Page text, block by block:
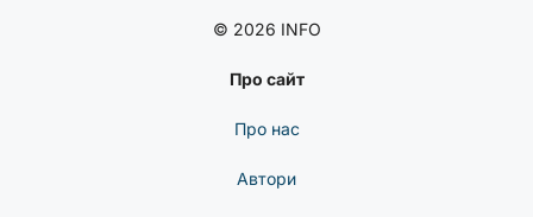
© 2026 INFO
Про сайт
Про нас
Автори